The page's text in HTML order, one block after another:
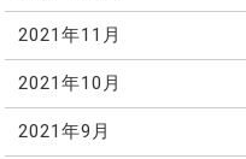
2021年11月
2021年10月
2021年9月